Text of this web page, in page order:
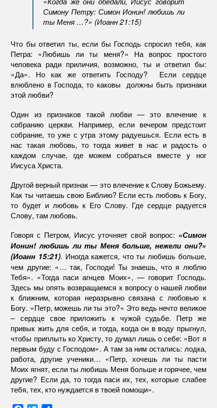
Симону Петру: Симон Ионин! любишь ли
ты Меня …?» (Иоанн 21:15)
Что бы ответил ты, если бы Господь спросил тебя, как
Петра: «Любишь ли ты меня?» На вопрос простого
человека ради приличия, возможно, ты и ответил бы:
«Да». Но как же ответить Господу? Если сердце
влюблено в Господа, то каковы должны быть признаки
этой любви?
Один из признаков такой любви — это влечение к
собранию церкви. Например, если вечером предстоит
собрание, то уже с утра этому радуешься. Если есть в
нас такая любовь, то тогда живет в нас и радость о
каждом случае, где можем собраться вместе у ног
Иисуса Христа.
Другой верный признак — это влечение к Слову Божьему.
Как ты читаешь свою Библию? Если есть любовь к Богу,
то будет и любовь к Его Слову. Где сердце радуется
Слову, там любовь.
Говоря с Петром, Иисус уточняет свой вопрос: «Симон
Ионин! любишь ли ты Меня больше, нежели они?»
(Иоанн 15:21). Иногда кажется, что ты любишь больше,
чем другие: «… так, Господи! Ты знаешь, что я люблю
Тебя». «Тогда паси агнцев Моих», — говорит Господь.
Здесь мы опять возвращаемся к вопросу о нашей любви
к ближним, которая неразрывно связана с любовью к
Богу. «Петр, можешь ли ты это?» Это ведь нечто великое
– сердце свое приложить к чужой судьбе. Петр же
привык жить для себя, и тогда, когда он в воду прыгнул,
чтобы приплыть ко Христу, то думал лишь о себе: «Вот я
первым буду с Господом». А там за ним остались: лодка,
работа, другие ученики… «Петр, хочешь ли ты пасти
Моих ягнят, если ты любишь Меня больше и горячее, чем
другие? Если да, то тогда паси их, тех, которые слабее
тебя, тех, кто нуждается в твоей помощи».